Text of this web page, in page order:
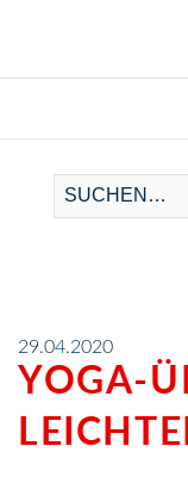
29.04.2020
YOGA-